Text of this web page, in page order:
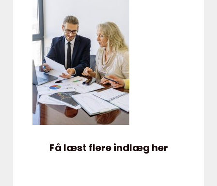
Få læst flere indlæg her